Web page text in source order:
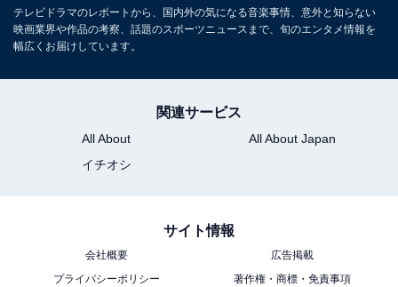
人称。芽吹く可能性は年齢に関係なく誰もが持ち合わせ
ているものであり、若い世代が使う「僕ら」から、さら
SMAPの魅力は大人の遊び心。5人それぞれが衣装として
テレビドラマのレポートから、国内外の気になる音楽事情、意外と知らない
映画業界や作品の考察、話題のスポーツニュースまで、旬のエンタメ情報を
幅広くお届けしています。
関連サービス
All About
All About Japan
イチオシ
サイト情報
会社概要
広告掲載
プライバシーポリシー
著作権・商標・免責事項